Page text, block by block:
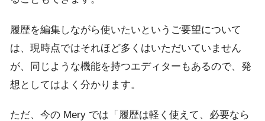
履歴を編集しながら使いたいというご要望について
は、現時点ではそれほど多くはいただいていません
が、同じような機能を持つエディターもあるので、発
想としてはよく分かります。
ただ、今の Mery では「履歴は軽く使えて、必要なら